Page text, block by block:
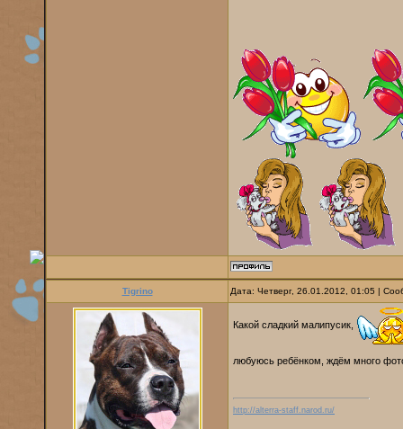
Tigrino Дата: Четверг, 26.01.2012, 01:05 |
Какой сладкий малипусик,
любуюсь ребёнком, ждём много
http://alterra-staff.narod.ru/